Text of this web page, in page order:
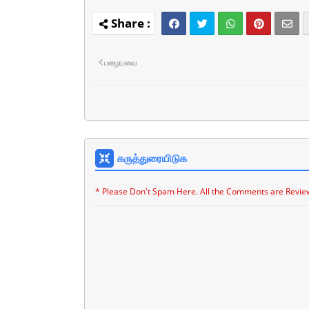
பழையவை
கருத்துரையிடுக
* Please Don't Spam Here. All the Comments are